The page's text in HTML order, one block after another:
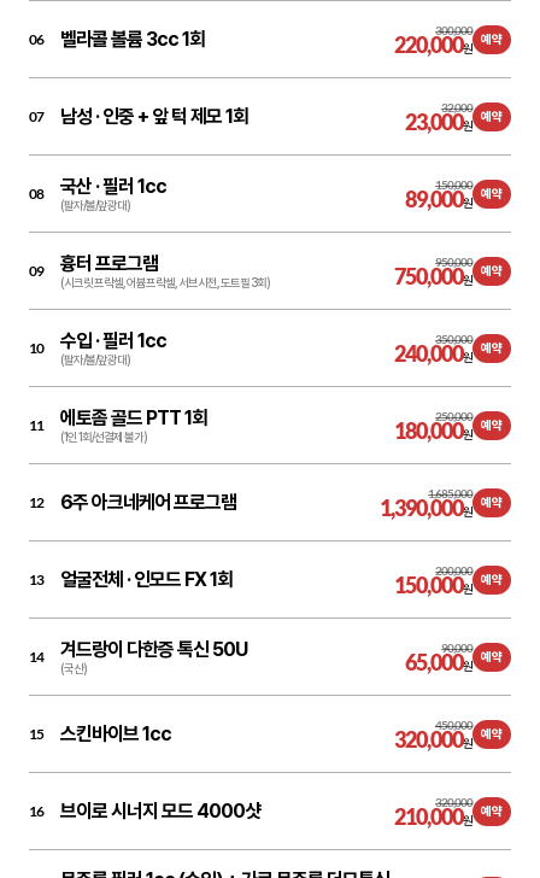
06 벨라콜 볼륨 3cc 1회 300,000
220,000원
예약
07 남성 ·인중 + 앞 턱 제모 1회 32,000
23,000원
예약
08 국산 ·필러 1cc
(팔자/볼/앞광대)
150,000
89,000원
예약
09 흉터 프로그램
(시크릿 프락셀, 어븀프락셀, 서브시전, 도트필 3회)
950,000
750,000원
예약
10 수입 ·필러 1cc
(팔자/볼/앞광대)
350,000
240,000원
예약
11 에토좀 골드 PTT 1회
(1인 1회/선결제 불가)
250,000
180,000원
예약
12 6주 아크네케어 프로그램 1,685,000
1,390,000원
예약
13 얼굴전체 ·인모드 FX 1회 200,000
150,000원
예약
14 겨드랑이 다한증 톡신 50U
(국산)
90,000
65,000원
예약
15 스킨바이브 1cc 450,000
320,000원
예약
16 브이로 시너지 모드 4000샷 320,000
210,000원
예약